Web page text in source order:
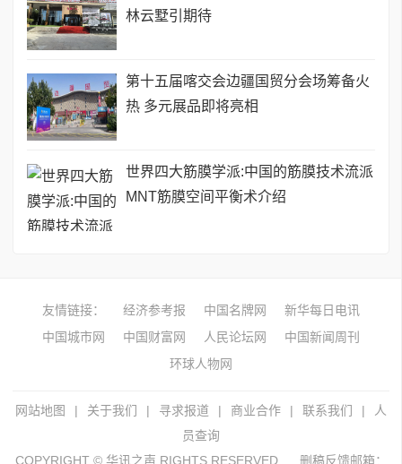
林云墅引期待
第十五届喀交会边疆国贸分会场筹备火
热 多元展品即将亮相
世界四大筋膜学派:中国的筋膜技术流派
MNT筋膜空间平衡术介绍
友情链接： 经济参考报 中国名牌网
新华每日电讯
中国城市网
中国财富网 人民论坛网
中国新闻周刊
环球人物网
网站地图 | 关于我们 | 寻求报道 | 商业合作 | 联系我们 |
人
员查询
COPYRIGHT © 华讯之声 RIGHTS RESERVED.
删稿反馈邮箱：